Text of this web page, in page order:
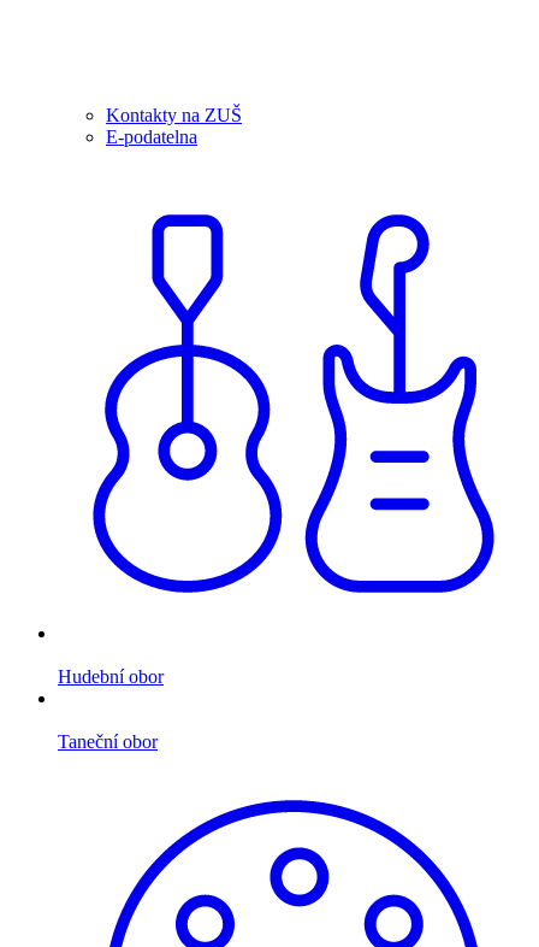
Kontakty na ZUŠ
E-podatelna
Hudební obor
Taneční obor